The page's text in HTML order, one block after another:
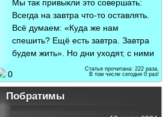
кричать, но привык к тишине. С ней
уютно молчать. С ней пустынно
вдвойне. А коль кто-то нарушит мою
тишину, то того вероя...
Мы так привыкли это совершать:
Всегда на завтра что-то оставлять.
Всё думаем: «Куда же нам
спешить? Ещё есть завтра. Завтра
будем жить». Но дни уходят, с ними
и года, А завтра не приходит, как
всегда. Оно обман, что сами мы
творим, Живя сегодня, прикрываясь
0
Статья прочитана: 222раза.
В том числе сегодня 0раз!
Побратимы